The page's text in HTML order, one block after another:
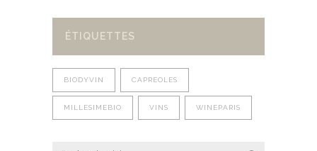
ÉTIQUETTES
BIODYVIN CAPREOLES
MILLESIMEBIO VINS WINEPARIS